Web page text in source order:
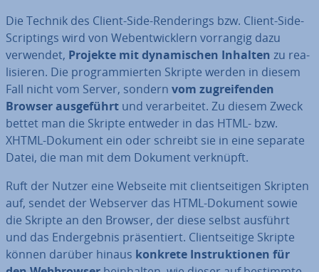
Die Technik des Client-Side-Ren­de­rings bzw. Client-Side-
Scrip­tin­gs wird von Web­ent­wick­lern vorrangig dazu
verwendet, Projekte mit dy­na­mi­schen Inhalten zu rea­
li­sie­ren. Die pro­gram­mier­ten Skripte werden in diesem
Fall nicht vom Server, sondern vom zu­grei­fen­den
Browser aus­ge­führt und ver­ar­bei­tet. Zu diesem Zweck
bettet man die Skripte entweder in das HTML- bzw.
XHTML-Dokument ein oder schreibt sie in eine separate
Datei, die man mit dem Dokument verknüpft.
Ruft der Nutzer eine Webseite mit cli­ent­sei­ti­gen Skripten
auf, sendet der Webserver das HTML-Dokument sowie
die Skripte an den Browser, der diese selbst ausführt
und das End­ergeb­nis prä­sen­tiert. Cli­ent­sei­ti­ge Skripte
können darüber hinaus konkrete In­struk­tio­nen für